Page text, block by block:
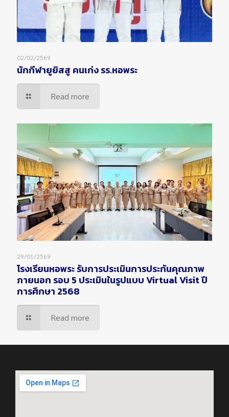
02/02/2569
นักกีฬายูยิสสู คนเก่ง รร.หอพระ
Read more
29/01/2569
โรงเรียนหอพระ รับการประเมินการประกันคุณภาพ
ภายนอก รอบ 5 ประเมินในรูปแบบ Virtual Visit ปี
การศึกษา 2568
Read more